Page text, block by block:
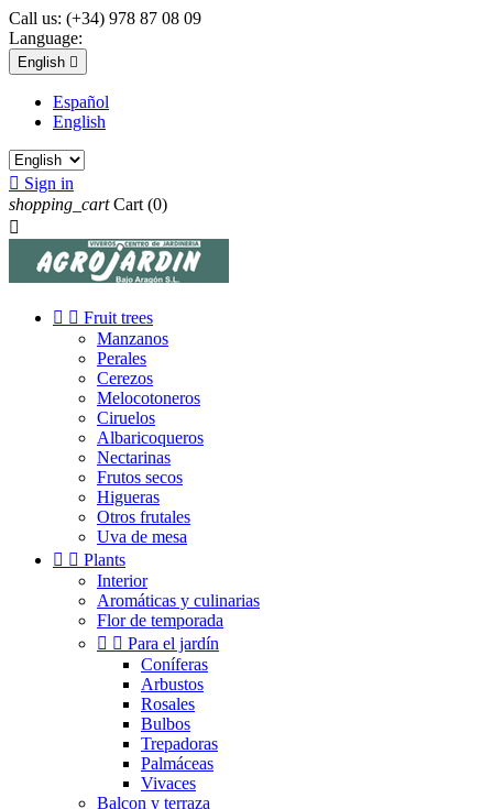
Call us: (+34) 978 87 08 09
Language:
English 
Español
English
 Sign in
shopping_cart Cart (0)

  Fruit trees
Manzanos
Perales
Cerezos
Melocotoneros
Ciruelos
Albaricoqueros
Nectarinas
Frutos secos
Higueras
Otros frutales
Uva de mesa
  Plants
Interior
Aromáticas y culinarias
Flor de temporada
  Para el jardín
Coníferas
Arbustos
Rosales
Bulbos
Trepadoras
Palmáceas
Vivaces
Balcon y terraza